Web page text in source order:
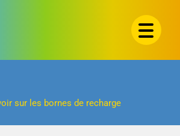
sur les bornes de recharge